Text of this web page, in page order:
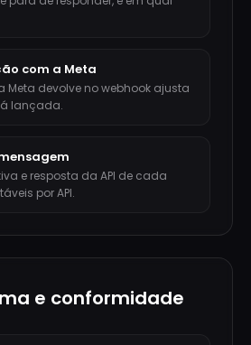
com a Meta
Meta devolve no webhook ajusta
lançada.
e resposta da API de cada
por API.
e conformidade